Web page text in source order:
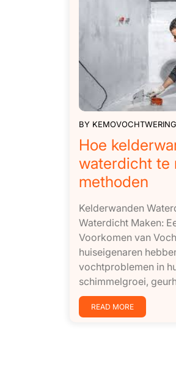
BY KEMOVOCHTWERING
Hoe
waterdicht te
methoden
Kelderwanden
Waterdicht Maken:
Voorkomen van
huiseigenaren
vochtproblemen in
schimmelgroei,
READ MORE